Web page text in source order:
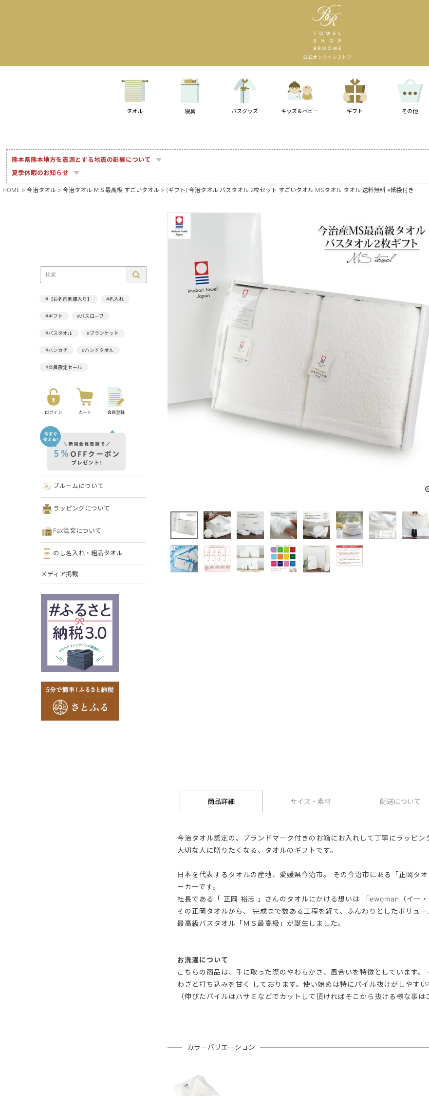
公式オンラインストア
タオル 寝具 バスグッズ キッズ＆ベビー ギフト その他
熊本県熊本地方を震源とする地震の影響について
夏季休暇のお知らせ
HOME 今治タオル 今治タオル ＭＳ最高級 すごいタオル (ギフト) 今治タオル バスタオル 2枚セット すごいタオル MSタオル タオル 送料無料 ※紙袋付き
#【お名前刺繍入り】 #名入れ
#ギフト #バスローブ
#バスタオル #ブランケット
#ハンカチ #ハンドタオル
#会員限定セール
ログイン カート 会員登録
ブルームについて
ラッピングについて
Fax注文について
のし名入れ・粗品タオル
メディア掲載
商品詳細 サイズ・素材 配送について
今治タオル認定の、ブランドマーク付きのお箱にお入れして丁寧にラッピン
大切な人に贈りたくなる、タオルのギフトです。
日本を代表するタオルの産地、愛媛県今治市。 その今治市にある「正岡タ
ーカーです。
社長である「 正岡 裕志 」さんのタオルにかける想いは 「ewoman（イー・
その正岡タオルから、 完成まで数ある工程を経て、ふんわりとしたボリュ
最高級バスタオル「ＭＳ最高級」が誕生しました。
お洗濯について
こちらの商品は、手に取った際のやわらかさ、風合いを特徴としています。
わざと打ち込みを甘く しております。使い始めは特にパイル抜けがしやす
（伸びたパイルはハサミなどでカットして頂ければそこから抜ける様な事は
カラーバリエーション